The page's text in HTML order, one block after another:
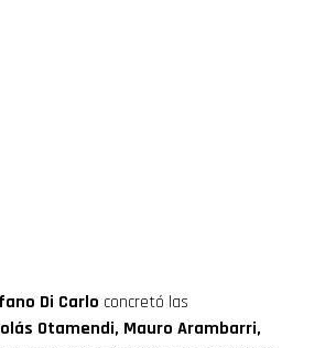
Di Carlo concretó las
Otamendi, Mauro Arambarri,